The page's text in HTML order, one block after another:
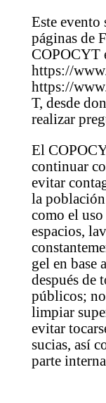
Este evento
páginas de
COPOCYT
https://
https://
T, desde
realizar
El
continuar
evitar
la
como el
espacios,
gel en base
después de
públicos;
limpiar
evitar
sucias, así
parte